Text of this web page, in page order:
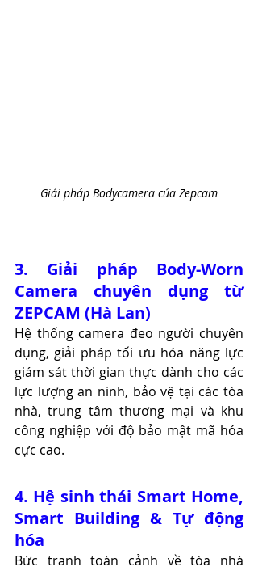
Giải pháp Bodycamera của Zepcam
3. Giải pháp Body-Worn
Camera chuyên dụng từ
ZEPCAM (Hà Lan)
Hệ thống camera đeo người chuyên
dụng, giải pháp tối ưu hóa năng lực
giám sát thời gian thực dành cho các
lực lượng an ninh, bảo vệ tại các tòa
nhà, trung tâm thương mại và khu
công nghiệp với độ bảo mật mã hóa
cực cao.
4. Hệ sinh thái Smart Home,
Smart Building & Tự động
hóa
Bức tranh toàn cảnh về tòa nhà